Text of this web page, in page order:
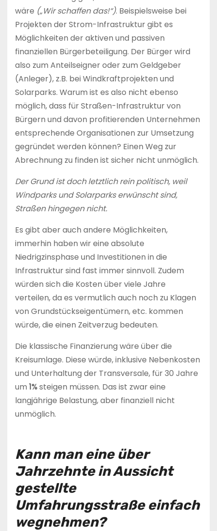
wäre („Wir schaffen das!“). Beispielsweise bei
Projekten der Strom-Infrastruktur gibt es
Möglichkeiten der aktiven und passiven
finanziellen Bürgerbeteiligung. Der Bürger wird
also zum Anteilseigner oder zum Geldgeber
(Anleger), z.B. bei Windkraftprojekten und
Solarparks. Warum ist es also nicht ebenso
möglich, dass für Straßen-Infrastruktur von
Bürgern und davon profitierenden Unternehmen
entsprechende Organisationen zur Umsetzung
gegründet werden können? Einen Weg zur
Abrechnung zu finden ist sicher nicht unmöglich.
Der Grund ist doch letztlich rein politisch, weil
Windparks und Solarparks erwünscht sind,
Straßen hingegen nicht.
Es gibt aber auch andere Möglichkeiten,
immerhin haben wir eine absolute
Niedrigzinsphase und Investitionen in die
Infrastruktur sind fast immer sinnvoll. Zudem
würden sich die Kosten über viele Jahre
verteilen, da es vermutlich auch noch zu Klagen
von Grundstückseigentümern, etc. kommen
würde, die einen Zeitverzug bedeuten.
Die klassische Finanzierung wäre über die
Kreisumlage. Diese würde, inklusive Nebenkosten
und Unterhaltung der Transversale, für 30 Jahre
um 1%steigen müssen. Das ist zwar eine
langjährige Belastung, aber finanziell nicht
unmöglich.
Kann man eine über
Jahrzehnte in Aussicht
gestellte
Umfahrungsstraße einfach
wegnehmen?